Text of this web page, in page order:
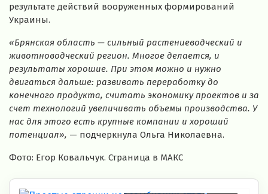
результате действий вооруженных формирований
Украины.
«Брянская область — сильный растениеводческий и
животноводческий регион. Многое делается, и
результаты хорошие. При этом можно и нужно
двигаться дальше: развивать переработку до
конечного продукта, считать экономику проектов и за
счет технологий увеличивать объемы производства. У
нас для этого есть крупные компании и хороший
потенциал», — подчеркнула Ольга Николаевна.
Фото: Егор Ковальчук. Страница в МАКС